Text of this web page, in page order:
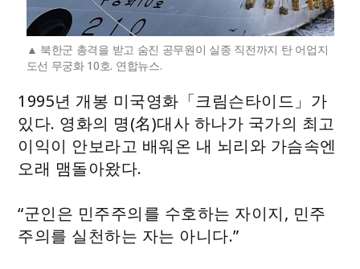
북한군 총격을 받고 숨진 공무원이 실종 직전까지 탄 어업지
도선 무궁화 10호. 연합뉴스.
1995년 개봉 미국영화「크림슨타이드」가
있다. 영화의 명(名)대사 하나가 국가의 최고
이익이 안보라고 배워온 내 뇌리와 가슴속엔
오래 맴돌아왔다.
“군인은 민주주의를 수호하는 자이지, 민주
주의를 실천하는 자는 아니다.”